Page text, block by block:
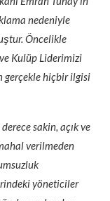
nedeniyle
Öncelikle
Kulüp Liderimizi
gerçekle hiçbir ilgisi
sakin, açık ve
verilmeden
yöneticiler